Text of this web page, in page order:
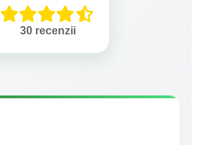
30 recenzii